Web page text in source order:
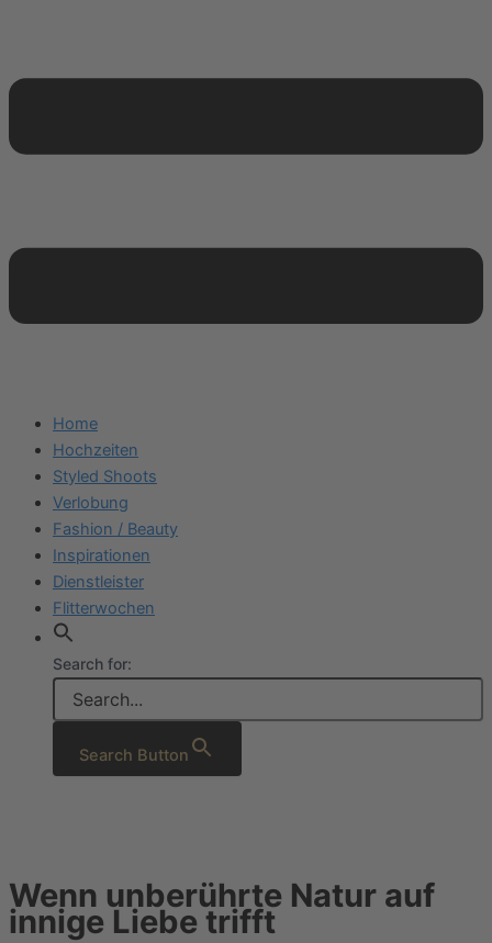
Home
Hochzeiten
Styled Shoots
Verlobung
Fashion / Beauty
Inspirationen
Dienstleister
Flitterwochen
Search for:
Search Button
Wenn unberührte Natur auf
innige Liebe trifft